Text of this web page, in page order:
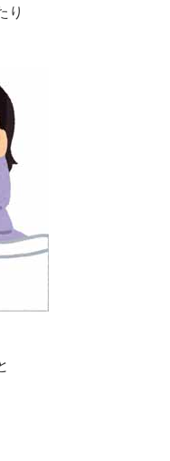
り